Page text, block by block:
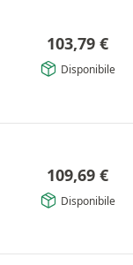
103,79 €
Disponibile
109,69 €
Disponibile